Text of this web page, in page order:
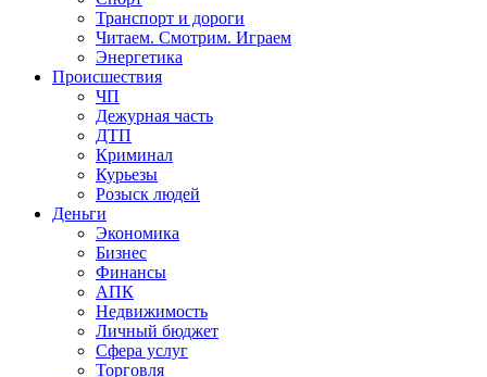
Транспорт и дороги
Читаем. Смотрим. Играем
Энергетика
Происшествия
ЧП
Дежурная часть
ДТП
Криминал
Курьезы
Розыск людей
Деньги
Экономика
Бизнес
Финансы
АПК
Недвижимость
Личный бюджет
Сфера услуг
Торговля